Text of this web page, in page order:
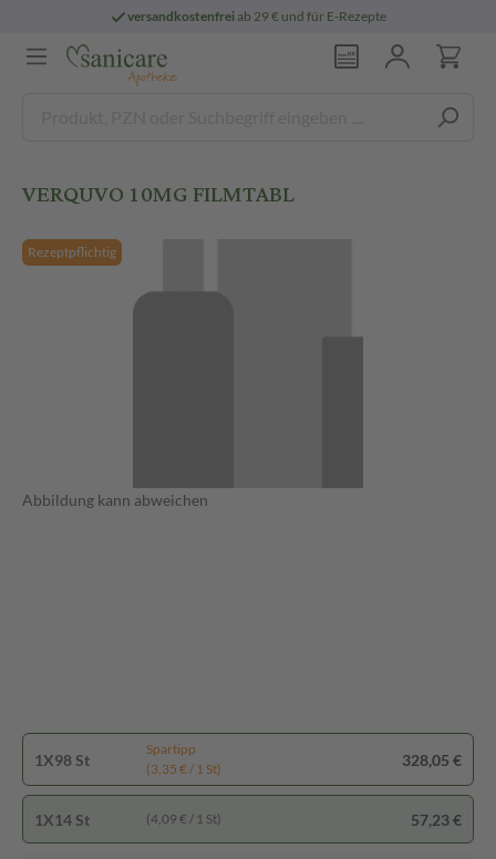
versandkostenfreiab 29 € und für E-Rezepte
VERQUVO 10MG FILMTABL
Rezeptpflichtig
Abbildung kann abweichen
1X98 St
Spartipp
(3,35 € / 1 St)
328,05 €
1X14 St (4,09 € / 1 St) 57,23 €